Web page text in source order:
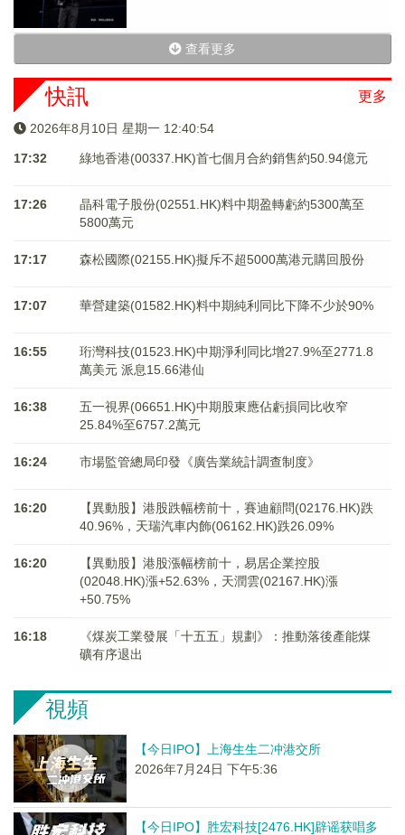
查看更多
更多
快訊
2026年8月10日 星期一 12:40:54
17:32 綠地香港(00337.HK)首七個月合約銷售約50.94億元
17:26
晶科電子股份(02551.HK)料中期盈轉虧約5300萬至
5800萬元
17:17 森松國際(02155.HK)擬斥不超5000萬港元購回股份
17:07 華營建築(01582.HK)料中期純利同比下降不少於90%
16:55
珩灣科技(01523.HK)中期淨利同比增27.9%至2771.8
萬美元 派息15.66港仙
16:38
五一視界(06651.HK)中期股東應佔虧損同比收窄
25.84%至6757.2萬元
16:24 市場監管總局印發《廣告業統計調查制度》
16:20
【異動股】港股跌幅榜前十，賽迪顧問(02176.HK)跌
40.96%，天瑞汽車内飾(06162.HK)跌26.09%
16:20
【異動股】港股漲幅榜前十，易居企業控股
(02048.HK)漲+52.63%，天潤雲(02167.HK)漲
+50.75%
16:18
《煤炭工業發展「十五五」規劃》：推動落後產能煤
礦有序退出
視頻
【今日IPO】上海生生二冲港交所
2026年7月24日 下午5:36
【今日IPO】胜宏科技[2476.HK]辟谣获唱多